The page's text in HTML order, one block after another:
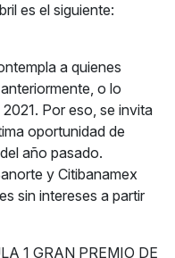
es el siguiente:
a quienes
o lo
Por eso, se invita
oportunidad de
año pasado.
y Citibanamex
sin intereses a partir
1 GRAN PREMIO DE